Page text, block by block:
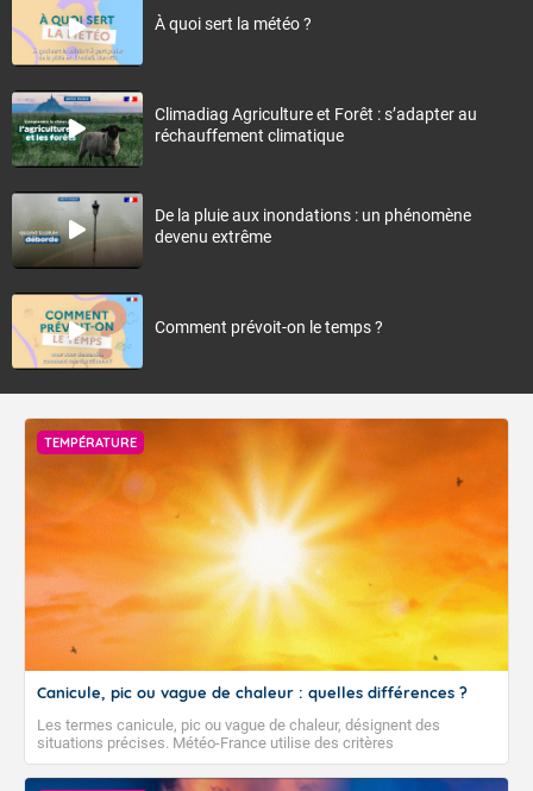
À quoi sert la météo ?
Climadiag Agriculture et Forêt : s’adapter au
réchauffement climatique
De la pluie aux inondations : un phénomène
devenu extrême
Comment prévoit-on le temps ?
TEMPÉRATURE
Canicule, pic ou vague de chaleur : quelles différences ?
Les termes canicule, pic ou vague de chaleur, désignent des
situations précises. Météo-France utilise des critères
climatologiques pour évaluer et qualifier les épisodes de chaleur qui
peuvent avoir des impacts sanitaires et socio-économiques